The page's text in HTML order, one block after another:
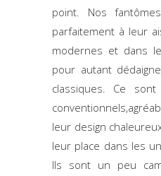
point. Nos
parfaitement à leur
modernes et dans
pour autant
classiques. Ce
leur design
leur place dans les
Ils sont un peu